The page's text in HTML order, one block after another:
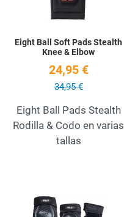
Eight Ball Soft Pads Stealth
Knee & Elbow
24,95 €
34,95 €
Eight Ball Pads Stealth
Rodilla & Codo en varias
tallas